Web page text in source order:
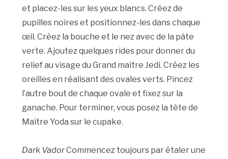
et placez-les sur les yeux blancs. Créez de
pupilles noires et positionnez-les dans chaque
œil. Créez la bouche et le nez avec de la pâte
verte. Ajoutez quelques rides pour donner du
relief au visage du Grand maître Jedi. Créez les
oreilles en réalisant des ovales verts. Pincez
l’autre bout de chaque ovale et fixez sur la
ganache. Pour terminer, vous posez la tête de
Maître Yoda sur le cupake.
Dark VadorCommencez toujours par étaler une